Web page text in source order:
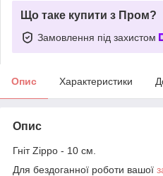
Що таке купити з Пром?
Замовлення під захистом
Опис Характеристики
Опис
Гніт Zippo - 10 см.
Для бездоганної роботи вашої